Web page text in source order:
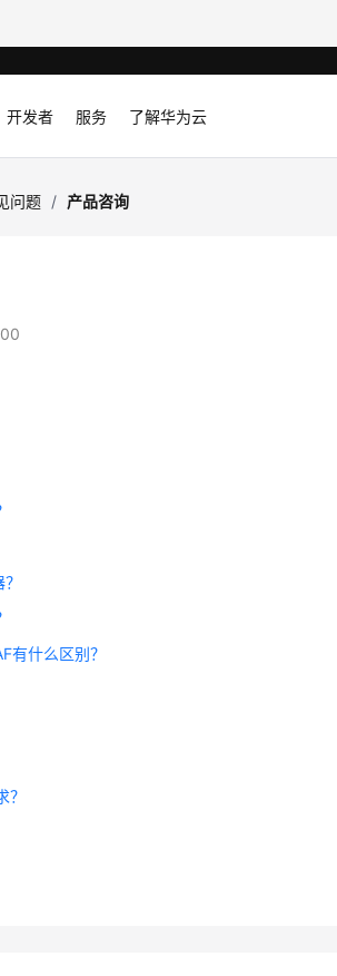
开发者 服务 了解华为云
问题 / 产品咨询
有什么区别？